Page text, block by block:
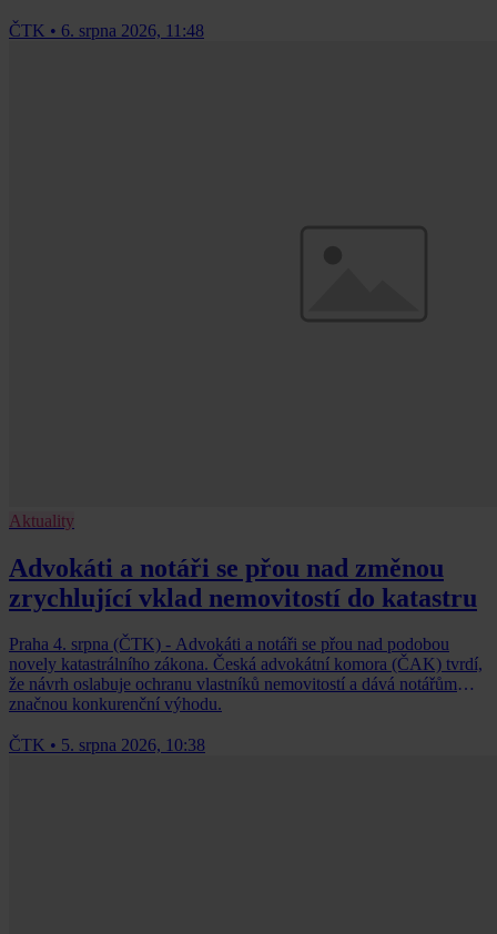
ČTK • 6. srpna 2026, 11:48
Aktuality
Advokáti a notáři se přou nad změnou
zrychlující vklad nemovitostí do katastru
Praha 4. srpna (ČTK) - Advokáti a notáři se přou nad podobou
novely katastrálního zákona. Česká advokátní komora (ČAK) tvrdí,
že návrh oslabuje ochranu vlastníků nemovitostí a dává notářům
značnou konkurenční výhodu.
ČTK • 5. srpna 2026, 10:38